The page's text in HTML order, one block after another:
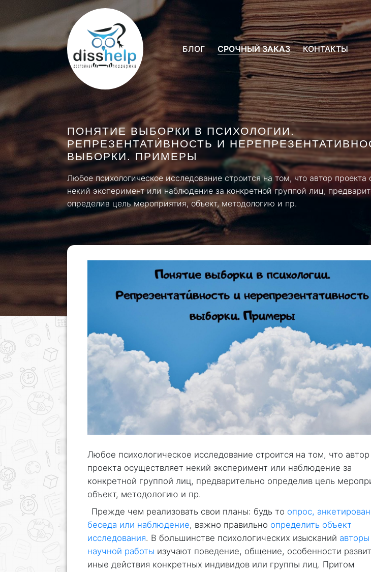
БЛОГ СРОЧНЫЙ ЗАКАЗ КОНТАКТЫ
ПОНЯТИЕ ВЫБОРКИ В ПСИХОЛОГИИ.
РЕПРЕЗЕНТАТИ́ВНОСТЬ И
ВЫБОРКИ. ПРИМЕРЫ
Любое психологическое исследование строится на том, что автор проекта
некий эксперимент или наблюдение за конкретной группой лиц,
определив цель мероприятия, объект, методологию и пр.
Любое психологическое исследование строится на том, что автор
проекта осуществляет некий эксперимент или наблюдение за
конкретной группой лиц, предварительно определив цель
объект, методологию и пр.
Прежде чем реализовать свои планы: будь то опрос,
беседа или наблюдение, важно правильно определить объект
исследования. В большинстве психологических изысканий авторы
научной работы изучают поведение, общение, особенности
иные действия конкретных индивидов или группы лиц. Притом